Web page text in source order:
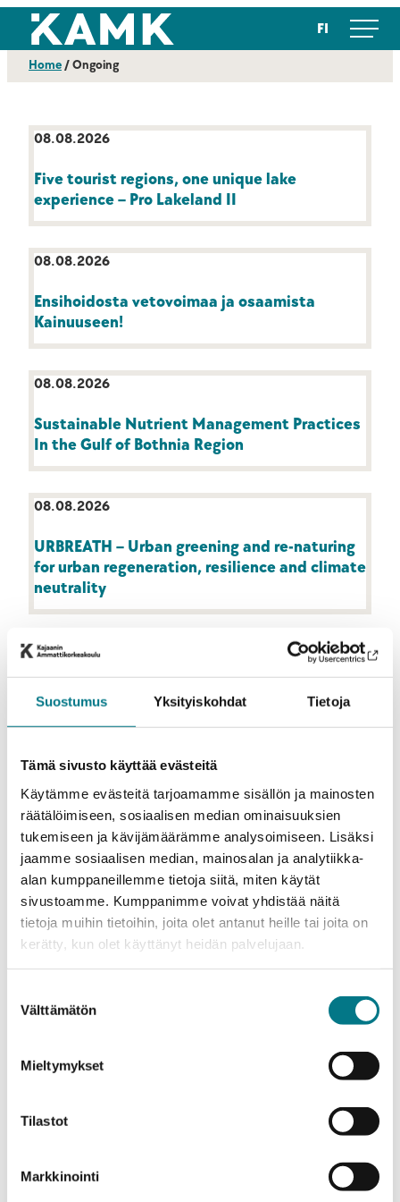
Suostumus Yksityiskohdat Tietoja
Tämä sivusto käyttää evästeitä
Käytämme evästeitä tarjoamamme sisällön ja mainosten
räätälöimiseen, sosiaalisen median ominaisuuksien
tukemiseen ja kävijämäärämme analysoimiseen. Lisäksi
jaamme sosiaalisen median, mainosalan ja analytiikka-
alan kumppaneillemme tietoja siitä, miten käytät
sivustoamme. Kumppanimme voivat yhdistää näitä
tietoja muihin tietoihin, joita olet antanut heille tai joita on
kerätty, kun olet käyttänyt heidän palvelujaan.
valinta
Välttämätön
Mieltymykset
Tilastot
Markkinointi
Skip
content
Kajaanin ammattikorkeakoulu FI
Home/Ongoing
08.08.2026
Five tourist regions, one unique lake
experience – Pro Lakeland II
08.08.2026
Ensihoidosta vetovoimaa ja osaamista
Kainuuseen!
08.08.2026
Sustainable Nutrient Management Practices
In the Gulf of Bothnia Region
08.08.2026
URBREATH – Urban greening and re-naturing
for urban regeneration, resilience and climate
neutrality
08.08.2026
INSHAPE – European cross regional
innovation for Sports & Active Healthy
Lifestyle
08.08.2026
Arctic Water Excellence
Prediction for Emergency Management
08.08.2026
kehittämisen suunnitelma 2026-2030